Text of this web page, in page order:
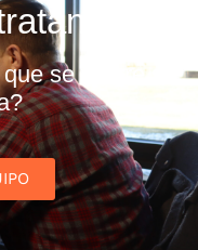
se valore su